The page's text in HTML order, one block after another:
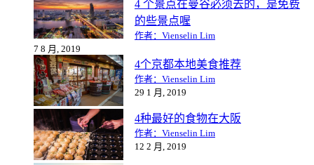
4 个景点在曼谷必须去的，是免费
的些景点喔
作者：Vienselin Lim
7 8 月, 2019
4个京都本地美食推荐
作者：Vienselin Lim
29 1 月, 2019
4种最好的食物在大阪
作者：Vienselin Lim
12 2 月, 2019